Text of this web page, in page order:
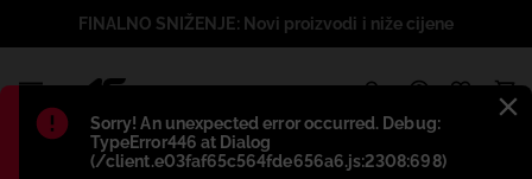
Błąd:
Sorry! An unexpected error occurred. Debug:
TypeError446 at Dialog
(/client.e03faf65c564fde656a6.js:2308:698)
FINALNO SNIŽENJE: Novi proizvodi i niže cijene